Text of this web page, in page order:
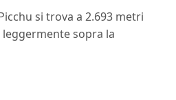
si trova a 2.693 metri
sopra la